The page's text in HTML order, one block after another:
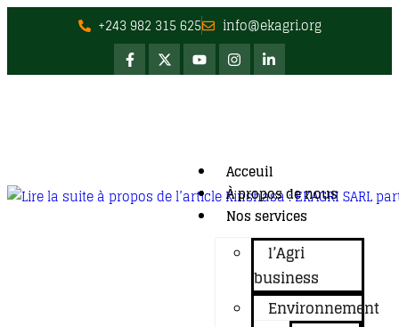
+243 982 315 625 info@ekagri.org
Acceuil
À propos de nous
Nos services
l’Agri
business
Environnement